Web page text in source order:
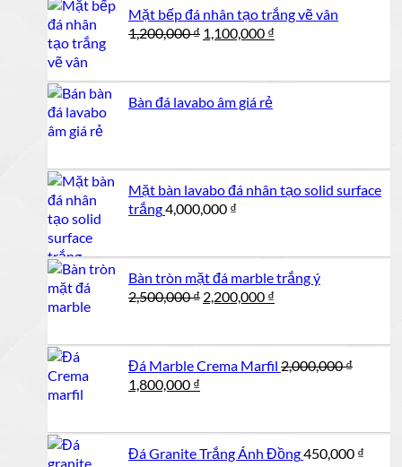
Mặt bếp đá nhân tạo trắng vẽ vân
1,200,000₫ Giá
1,200,000 ₫.
1,100,000 ₫
Bàn đá lavabo âm giá rẻ
Mặt bàn lavabo đá nhân tạo solid surface
trắng4,000,000 ₫
Bàn tròn mặt đá marble trắng ý
2,500,000₫ Giá
2,200,000 ₫
2,200,000 ₫.
Đá Marble Crema Marfil 2,000,000₫
Giá
1,800,000 ₫
1,800,000 ₫.
Đá Granite Trắng Ánh Đồng450,000 ₫